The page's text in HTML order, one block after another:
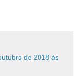
de 2018 às